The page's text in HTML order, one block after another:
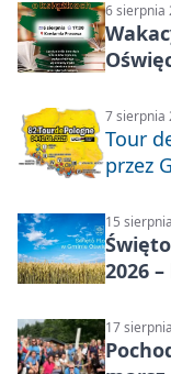
6 sierpnia
7 sierpnia
Tour
przez
15
2026
17